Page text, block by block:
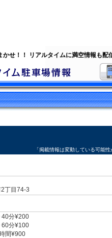
せ！！ リアルタイムに満空情報も配
「掲載情報は変動している可能
丁目74-3
40分¥200
60分¥100
間¥900